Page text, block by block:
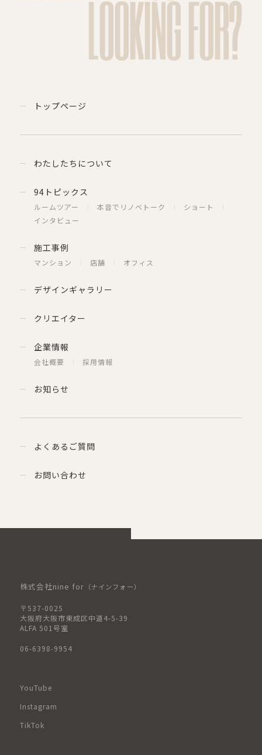
LOOKING FOR?
トップページ
わたしたちについて
94トピックス
ルームツアー 本音でリノベトーク
ショート
インタビュー
施工事例
マンション 店舗 オフィス
デザインギャラリー
クリエイター
企業情報
会社概要 採用情報
お知らせ
よくあるご質問
お問い合わせ
株式会社nine for （ナインフォー）
〒537-0025
大阪府大阪市東成区中道4-5-39
ALFA 501号室
06-6398-9954
YouTube
Instagram
TikTok